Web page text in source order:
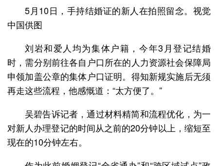
5月10日，手持结婚证的新人在拍照留念。视觉
中国供图
刘岩和爱人均为集体户籍，今年3月登记结婚
时，需分别前往各自户口所在的人力资源社会保障局
申领加盖公章的集体户口证明。得知新规实施后无须
再走这些流程，他感慨道：“太方便了。”
吴碧告诉记者，通过材料精简和流程优化，为一
对新人办理登记的时间从之前的20分钟以上，缩短至
现在的10分钟左右。